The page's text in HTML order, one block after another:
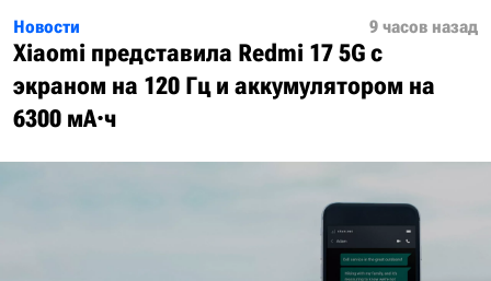
Новости 9 часов назад
Xiaomi представила Redmi 17 5G с
экраном на 120 Гц и аккумулятором на
6300 мА·ч